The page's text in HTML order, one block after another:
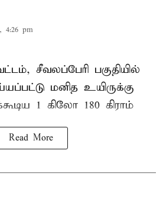
4:26 pm
சீவலப்பேரி பகுதியில்
மனித உயிருக்கு
1 கிலோ 180 கிராம்
Read More